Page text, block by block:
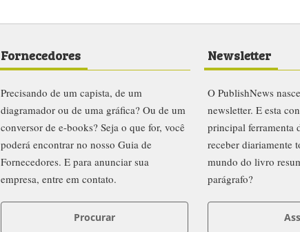
Fornecedores
Precisando de um capista, de um
diagramador ou de uma gráfica? Ou de um
conversor de e-books? Seja o que for, você
poderá encontrar no nosso Guia de
Fornecedores. E para anunciar sua
empresa, entre em contato.
Procurar
Newsletter
O PublishNews
newsletter. E esta
principal ferramenta
receber diariamente
mundo do livro
parágrafo?